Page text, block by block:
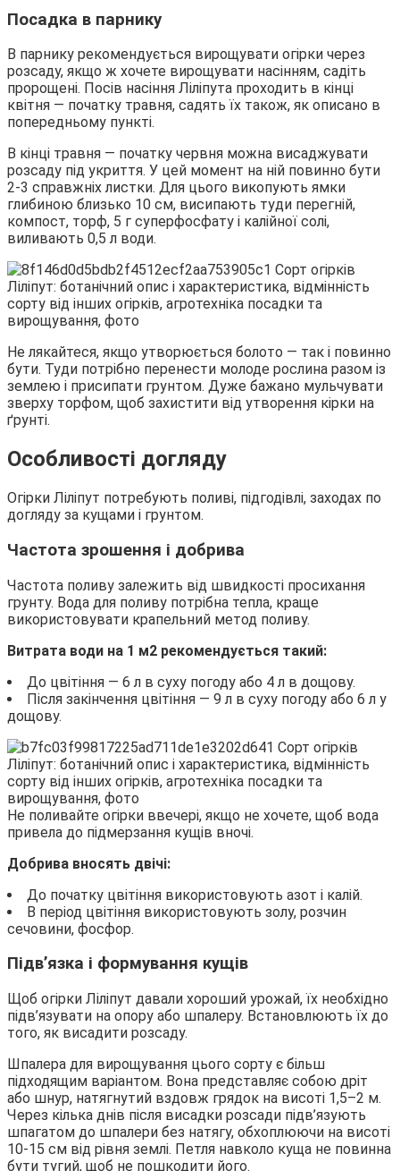
Посадка в парнику
В парнику рекомендується вирощувати огірки через
розсаду, якщо ж хочете вирощувати насінням, садіть
пророщені. Посів насіння Ліліпута проходить в кінці
квітня — початку травня, садять їх також, як описано в
попередньому пункті.
В кінці травня — початку червня можна висаджувати
розсаду під укриття. У цей момент на ній повинно бути
2-3 справжніх листки. Для цього викопують ямки
глибиною близько 10 см, висипають туди перегній,
компост, торф, 5 г суперфосфату і калійної солі,
виливають 0,5 л води.
Не лякайтеся, якщо утворюється болото — так і повинно
бути. Туди потрібно перенести молоде рослина разом із
землею і присипати грунтом. Дуже бажано мульчувати
зверху торфом, щоб захистити від утворення кірки на
ґрунті.
Особливості догляду
Огірки Ліліпут потребують поливі, підгодівлі, заходах по
догляду за кущами і грунтом.
Частота зрошення і добрива
Частота поливу залежить від швидкості просихання
грунту. Вода для поливу потрібна тепла, краще
використовувати крапельний метод поливу.
Витрата води на 1 м2 рекомендується такий:
До цвітіння — 6 л в суху погоду або 4 л в дощову.
Після закінчення цвітіння — 9 л в суху погоду або 6 л у
дощову.
Не поливайте огірки ввечері, якщо не хочете, щоб вода
привела до підмерзання кущів вночі.
Добрива вносять двічі:
До початку цвітіння використовують азот і калій.
В період цвітіння використовують золу, розчин
сечовини, фосфор.
Підв’язка і формування кущів
Щоб огірки Ліліпут давали хороший урожай, їх необхідно
підв’язувати на опору або шпалеру. Встановлюють їх до
того, як висадити розсаду.
Шпалера для вирощування цього сорту є більш
підходящим варіантом. Вона представляє собою дріт
або шнур, натягнутий вздовж грядок на висоті 1,5–2 м.
Через кілька днів після висадки розсади підв’язують
шпагатом до шпалери без натягу, обхоплюючи на висоті
10-15 см від рівня землі. Петля навколо куща не повинна
бути тугий, щоб не пошкодити його.